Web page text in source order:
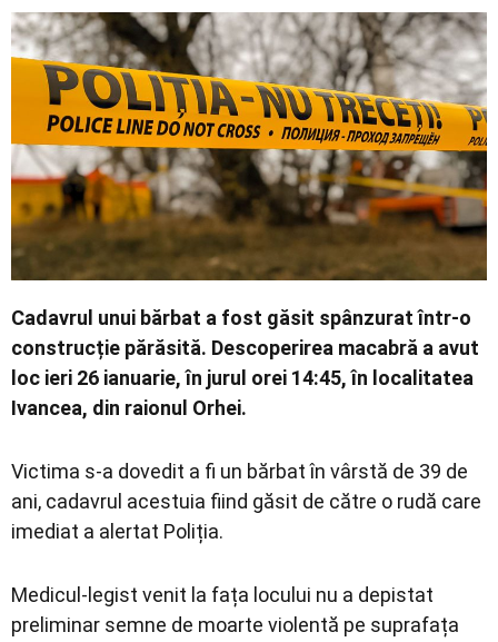
Economic
Contact
Cadavrul unui bărbat a fost găsit spânzurat într-o
construcție părăsită. Descoperirea macabră a avut
loc ieri 26 ianuarie, în jurul orei 14:45, în localitatea
Ivancea, din raionul Orhei.
Victima s-a dovedit a fi un bărbat în vârstă de 39 de
ani, cadavrul acestuia fiind găsit de către o rudă care
imediat a alertat Poliția.
Medicul-legist venit la fața locului nu a depistat
preliminar semne de moarte violentă pe suprafața